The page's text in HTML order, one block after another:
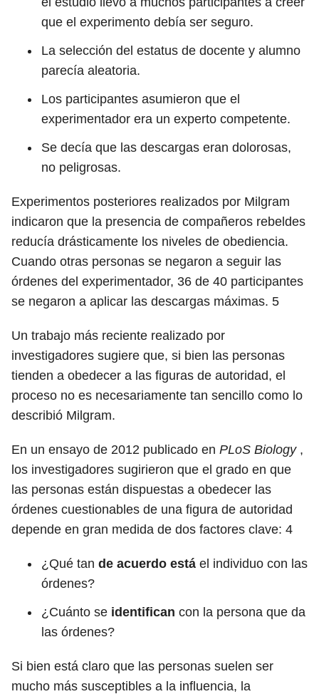
que el experimento debía ser seguro.
La selección del estatus de docente y alumno
parecía aleatoria.
Los participantes asumieron que el
experimentador era un experto competente.
Se decía que las descargas eran dolorosas,
no peligrosas.
Experimentos posteriores realizados por Milgram
indicaron que la presencia de compañeros rebeldes
reducía drásticamente los niveles de obediencia.
Cuando otras personas se negaron a seguir las
órdenes del experimentador, 36 de 40 participantes
se negaron a aplicar las descargas máximas. 5
Un trabajo más reciente realizado por
investigadores sugiere que, si bien las personas
tienden a obedecer a las figuras de autoridad, el
proceso no es necesariamente tan sencillo como lo
describió Milgram.
En un ensayo de 2012 publicado en PLoS Biology,
los investigadores sugirieron que el grado en que
las personas están dispuestas a obedecer las
órdenes cuestionables de una figura de autoridad
depende en gran medida de dos factores clave: 4
¿Qué tan de acuerdo está el individuo con las
órdenes?
¿Cuánto se identifican con la persona que da
las órdenes?
Si bien está claro que las personas suelen ser
mucho más susceptibles a la influencia, la